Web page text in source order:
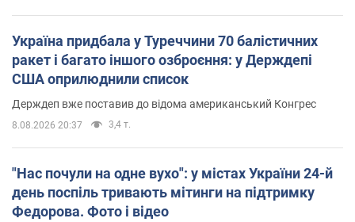
Україна придбала у Туреччини 70 балістичних
ракет і багато іншого озброєння: у Держдепі
США оприлюднили список
Держдеп вже поставив до відома американський Конгрес
8.08.2026 20:37 3,4 т.
"Нас почули на одне вухо": у містах України 24-й
день поспіль тривають мітинги на підтримку
Федорова. Фото і відео